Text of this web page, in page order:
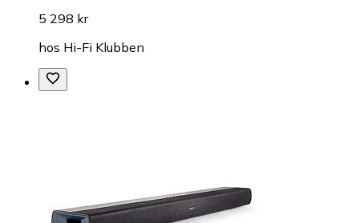
5 298 kr
hos Hi-Fi Klubben